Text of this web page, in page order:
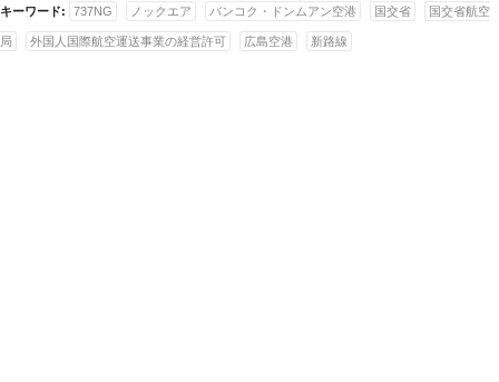
キーワード: 737NG ノックエア バンコク・ドンムアン空港 国交省 国交省航空
局 外国人国際航空運送事業の経営許可 広島空港 新路線